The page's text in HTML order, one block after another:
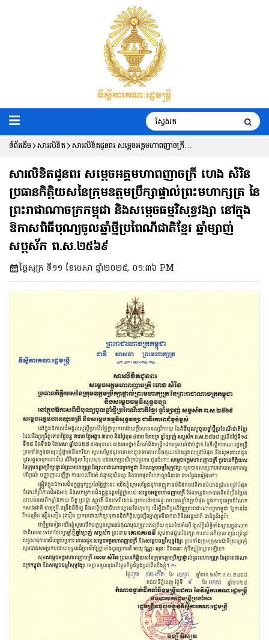
ទំព័រដើម សារលិខិត សារលិខិតជូនពរ សម្តេចអគ្គមហាពញាចក្រី
ហេង សំរិន ប្រធានកិត្តិយសនៃក្រុមឧត្តម
ប្រឹក្សាផ្ទាល់ព្រះមហាក្សត្រ នៃ
ព្រះរាជាណាចក្រកម្ពុជា និងសម្តេចធម្មវិសុទ្ធ
វង្សា នៅក្នុងឱកាសពិធីបុណ្យចូលឆ្នាំថ្មី
ប្រពៃណីជាតិខ្មែរ ឆ្នាំម្សាញ់ សប្តស័ក
ព.ស.២៥៦៩
សារលិខិតជូនពរ សម្តេចអគ្គមហាពញាចក្រី ហេង សំរិន
ប្រធានកិត្តិយសនៃក្រុមឧត្តមប្រឹក្សាផ្ទាល់ព្រះមហាក្សត្រ នៃ
ព្រះរាជាណាចក្រកម្ពុជា និងសម្តេចធម្មវិសុទ្ធវង្សា នៅក្នុង
ឱកាសពិធីបុណ្យចូលឆ្នាំថ្មីប្រពៃណីជាតិខ្មែរ ឆ្នាំម្សាញ់
សប្តស័ក ព.ស.២៥៦៩
ថ្ងៃសុក្រ ទី១១ ខែមេសា ឆ្នាំ២០២៥, ០១:៣៦ PM